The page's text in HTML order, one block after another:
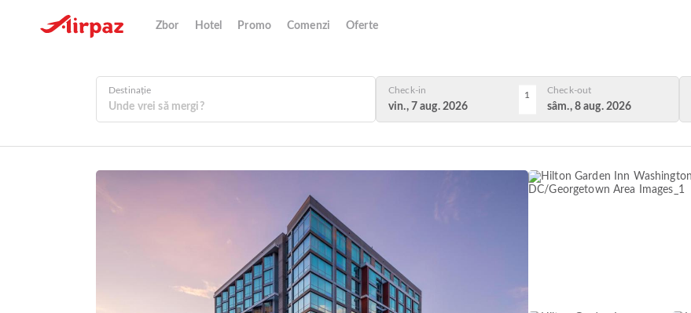
Zbor Hotel Promo Comenzi Oferte
Destinație Check-in
vin., 7 aug. 2026
1 Check-out
sâm., 8 aug. 2026